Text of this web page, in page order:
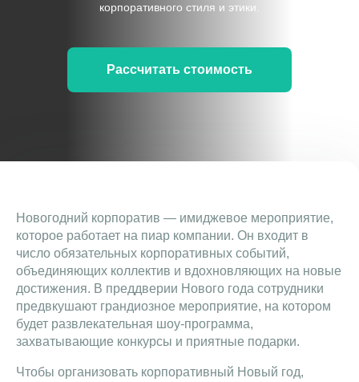
корпоративного стиля и этики.
Рассчитать стоимость
Новогодний корпоратив — имиджевое мероприятие,
которое работает на пиар компании. Он входит в
число обязательных корпоративных событий,
объединяющих коллектив и вдохновляющих на новые
достижения. В преддверии Нового года сотрудники
предвкушают грандиозное мероприятие, на котором
будет развлекательная шоу-программа,
захватывающие конкурсы и приятные подарки.
Чтобы организовать корпоративный Новый год,